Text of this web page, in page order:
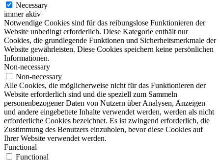
Necessary
immer aktiv
Notwendige Cookies sind für das reibungslose Funktionieren der
Website unbedingt erforderlich. Diese Kategorie enthält nur
Cookies, die grundlegende Funktionen und Sicherheitsmerkmale der
Website gewährleisten. Diese Cookies speichern keine persönlichen
Informationen.
Non-necessary
Non-necessary
Alle Cookies, die möglicherweise nicht für das Funktionieren der
Website erforderlich sind und die speziell zum Sammeln
personenbezogener Daten von Nutzern über Analysen, Anzeigen
und andere eingebettete Inhalte verwendet werden, werden als nicht
erforderliche Cookies bezeichnet. Es ist zwingend erforderlich, die
Zustimmung des Benutzers einzuholen, bevor diese Cookies auf
Ihrer Website verwendet werden.
Functional
Functional